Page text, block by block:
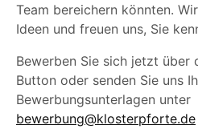
Team bereichern könnten.
Ideen und freuen uns, Sie
Bewerben Sie sich jetzt über
Button oder senden Sie uns
Bewerbungsunterlagen unter
bewerbung@klosterpforte.de